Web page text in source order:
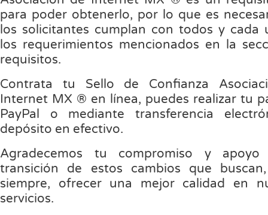
para poder obtenerlo, por lo que es
los solicitantes cumplan con todos y cada
los requerimientos mencionados en la
requisitos.
Contrata tu Sello de Confianza
Internet MX ® en línea, puedes realizar tu
PayPal o mediante transferencia
depósito en efectivo.
Agradecemos tu compromiso y
transición de estos cambios que
siempre, ofrecer una mejor calidad en
servicios.